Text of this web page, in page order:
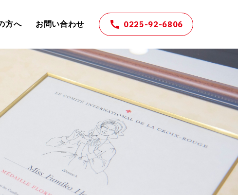
方へ お問い合わせ 0225-92-6806